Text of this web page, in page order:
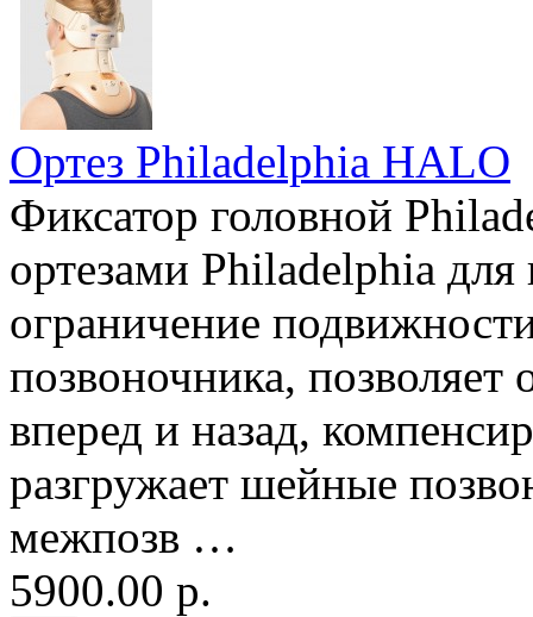
Ортез Philadelphia HALO
Фиксатор головной
ортезами Philadelphia
ограничение
позвоночника,
вперед и назад,
разгружает шейные
межпозв …
5900.00 р.